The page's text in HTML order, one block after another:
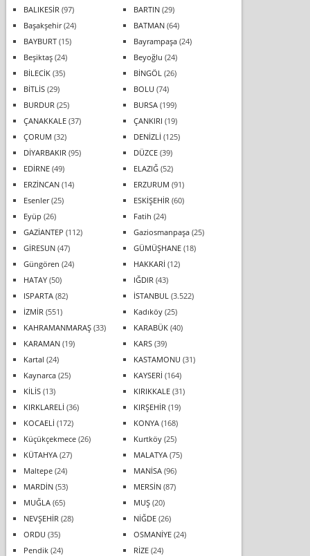
BALIKESİR (97) BARTIN(29)
Başakşehir(24) BATMAN(64)
BAYBURT(15) Bayrampaşa(24)
Beşiktaş(24) Beyoğlu (24)
BİLECİK(35) BİNGÖL (26)
BİTLİS(29) BOLU (74)
BURDUR (25) BURSA(199)
ÇANAKKALE(37) ÇANKIRI (19)
ÇORUM (32) DENİZLİ (125)
DİYARBAKIR (95) DÜZCE(39)
EDİRNE(49) ELAZIĞ(52)
ERZİNCAN(14) ERZURUM (91)
Esenler(25) ESKİŞEHİR (60)
Eyüp (26) Fatih (24)
GAZİANTEP (112) Gaziosmanpaşa(25)
GİRESUN(47) GÜMÜŞHANE(18)
Güngören (24) HAKKARİ (12)
HATAY(50) IĞDIR (43)
ISPARTA(82) İSTANBUL (3.522)
İZMİR (551) Kadıköy(25)
KAHRAMANMARAŞ(33) KARABÜK(40)
KARAMAN(19) KARS(39)
Kartal (24) KASTAMONU (31)
Kaynarca(25) KAYSERİ (164)
KİLİS(13) KIRIKKALE(31)
KIRKLARELİ (36) KIRŞEHİR (19)
KOCAELİ (172) KONYA(168)
Küçükçekmece(26) Kurtköy(25)
KÜTAHYA(27) MALATYA(75)
Maltepe(24) MANİSA(96)
MARDİN(53) MERSİN(87)
MUĞLA(65) MUŞ(20)
NEVŞEHİR (28) NİĞDE(26)
ORDU (35) OSMANİYE(24)
Pendik(24) RİZE(24)